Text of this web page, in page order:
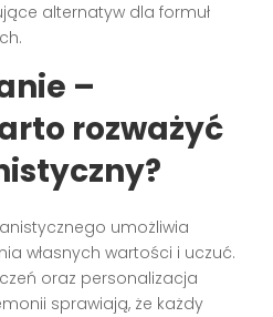
alternatyw dla formuł
–
rozważyć
umożliwia
własnych wartości i uczuć.
oraz personalizacja
sprawiają, że każdy